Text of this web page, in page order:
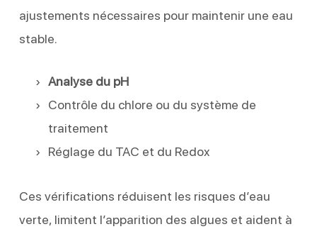
ajustements nécessaires pour maintenir une eau
stable.
Analyse du pH
Contrôle du chlore ou du système de
traitement
Réglage du TAC et du Redox
Ces vérifications réduisent les risques d’eau
verte, limitent l’apparition des algues et aident à